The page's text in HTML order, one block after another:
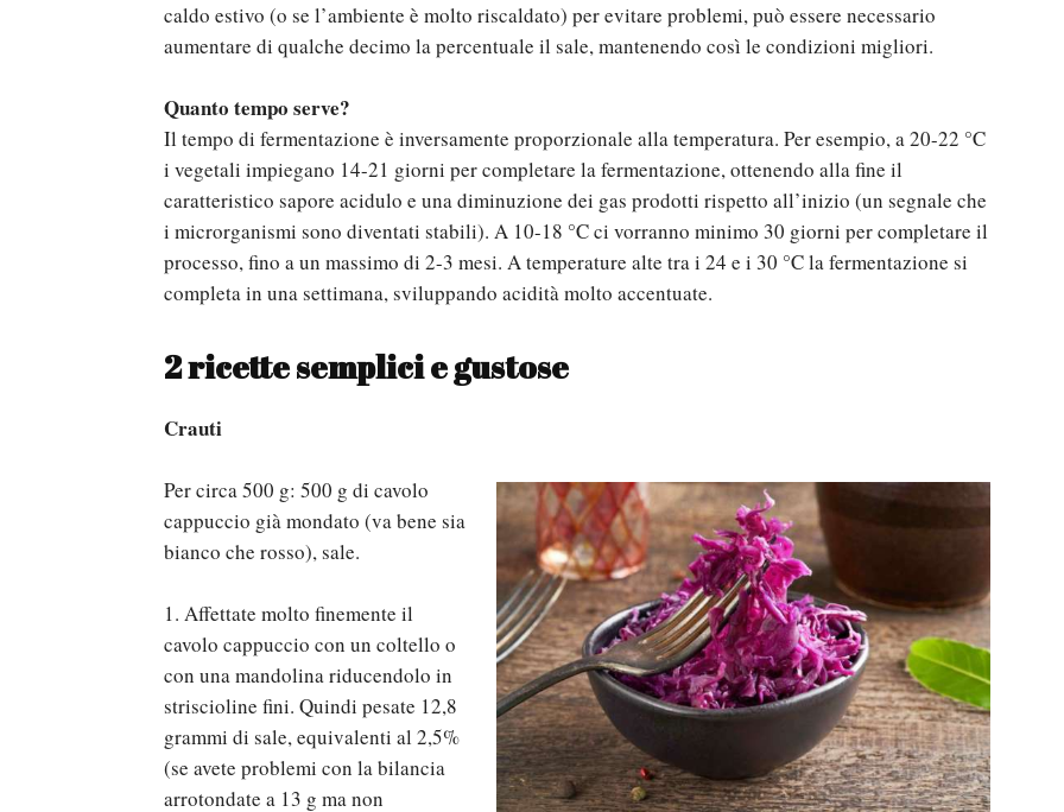
caldo estivo (o se l’ambiente è molto riscaldato) per evitare problemi, può essere necessario
aumentare di qualche decimo la percentuale il sale, mantenendo così le condizioni migliori.
Quanto tempo serve?
Il tempo di fermentazione è inversamente proporzionale alla temperatura. Per esempio, a 20-22 °C
i vegetali impiegano 14-21 giorni per completare la fermentazione, ottenendo alla fine il
caratteristico sapore acidulo e una diminuzione dei gas prodotti rispetto all’inizio (un segnale che
i microrganismi sono diventati stabili). A 10-18 °C ci vorranno minimo 30 giorni per completare il
processo, fino a un massimo di 2-3 mesi. A temperature alte tra i 24 e i 30 °C la fermentazione si
completa in una settimana, sviluppando acidità molto accentuate.
2 ricette semplici e gustose
Crauti
Per circa 500 g: 500 g di cavolo
cappuccio già mondato (va bene sia
bianco che rosso), sale.
1. Affettate molto finemente il
cavolo cappuccio con un coltello o
con una mandolina riducendolo in
striscioline fini. Quindi pesate 12,8
grammi di sale, equivalenti al 2,5%
(se avete problemi con la bilancia
arrotondate a 13 g ma non